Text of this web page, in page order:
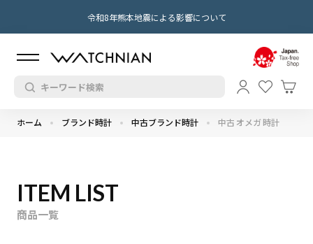
令和8年熊本地震による影響について
ホーム ブランド時計 中古ブランド時計 中古 オメガ 時計
ITEM LIST
商品一覧